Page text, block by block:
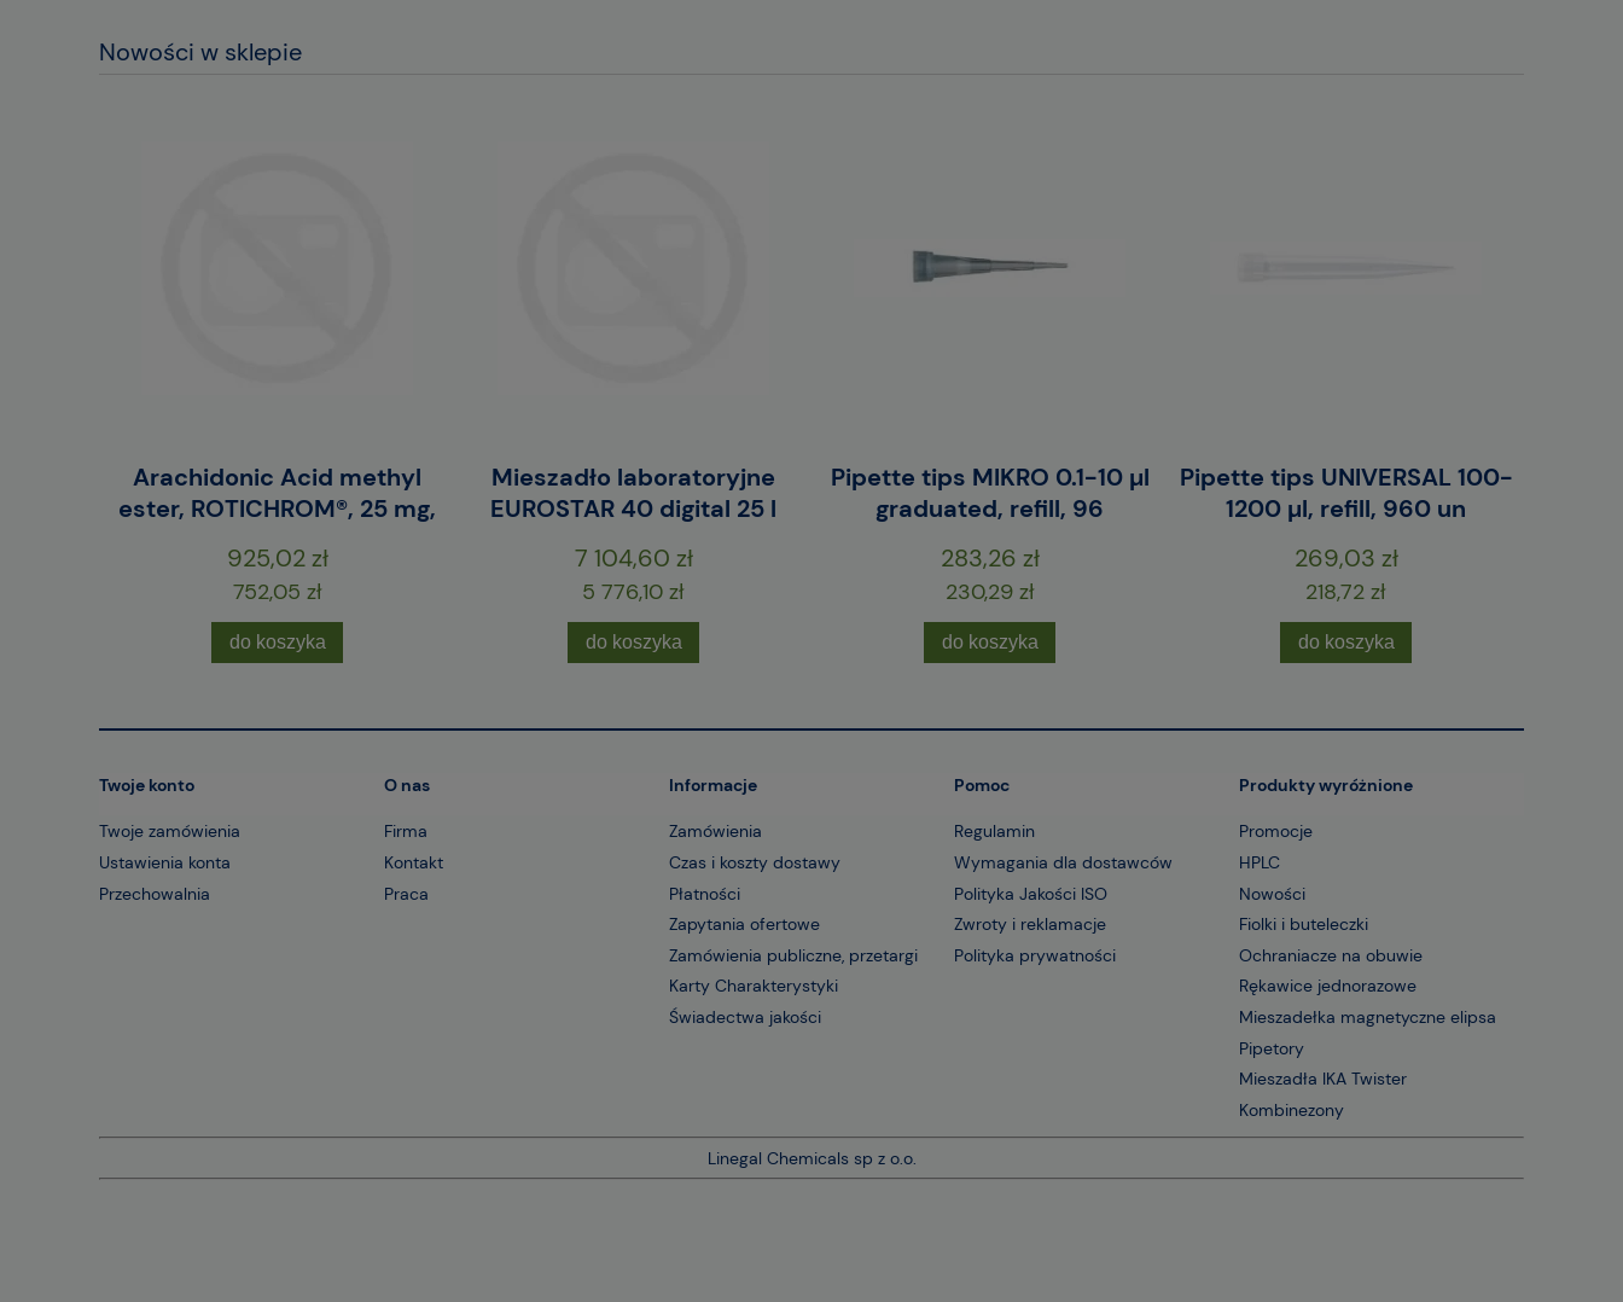
Nowości w sklepie
Arachidonic Acid methyl
ester, ROTICHROM®, 25 mg,
925,02 zł
752,05 zł
do koszyka
Mieszadło laboratoryjne
EUROSTAR 40 digital 25 l
7 104,60 zł
5 776,10 zł
do koszyka
Pipette tips MIKRO 0.1-10 µl
graduated, refill, 96
283,26 zł
230,29 zł
do koszyka
Pipette tips UNIVERSAL 100-
1200 µl, refill, 960 un
269,03 zł
218,72 zł
do koszyka
Twoje konto
Twoje zamówienia
Ustawienia konta
Przechowalnia
O nas
Firma
Kontakt
Praca
Informacje
Zamówienia
Czas i koszty dostawy
Płatności
Zapytania ofertowe
Zamówienia publiczne, przetargi
Karty Charakterystyki
Świadectwa jakości
Pomoc
Regulamin
Wymagania dla dostawców
Polityka Jakości ISO
Zwroty i reklamacje
Polityka prywatności
Produkty wyróżnione
Promocje
HPLC
Nowości
Fiolki i buteleczki
Ochraniacze na obuwie
Rękawice jednorazowe
Mieszadełka magnetyczne elipsa
Pipetory
Mieszadła IKA Twister
Kombinezony
Linegal Chemicals sp z o.o.